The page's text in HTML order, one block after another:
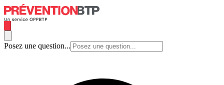
Posez une question...